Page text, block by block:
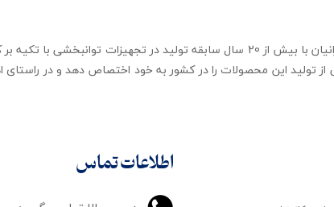
اطلاعات تماس
شرکت تجهیزات توانبخشی رهاورد مهر ایرانیان با بیش از 20 سال سابقه
تولید این محصولات را در کشور به خود اختصاص دهد و در راستای